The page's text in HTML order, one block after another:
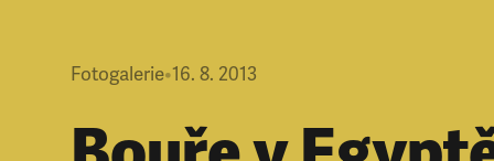
Fotogalerie•16. 8. 2013